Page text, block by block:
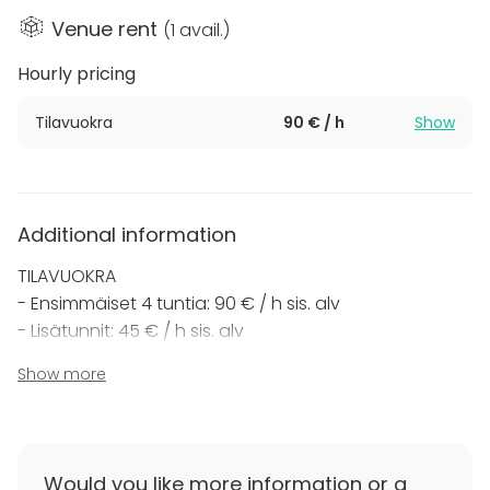
Venue rent (1 avail.)
Hourly pricing
Tilavuokra 90 € / h Show
Additional information
TILAVUOKRA
- Ensimmäiset 4 tuntia: 90 € / h sis. alv
- Lisätunnit: 45 € / h sis. alv
Yleishyödyllisille toimijoille -50 %. Hinnat sisältävät
Show more
Would you like more information or a